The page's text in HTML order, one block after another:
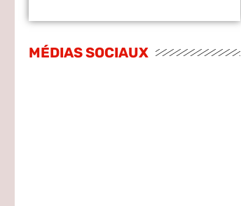
MÉDIAS SOCIAUX